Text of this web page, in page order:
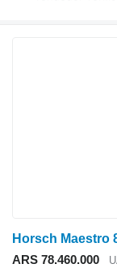
Horsch Maestro
ARS 78.460.000